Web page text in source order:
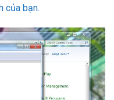
của bạn.